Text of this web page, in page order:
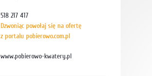
518 217 417
Dzwoniąc powołaj się na ofertę
z portalu pobierowo.com.pl
www.pobierowo-kwatery.pl